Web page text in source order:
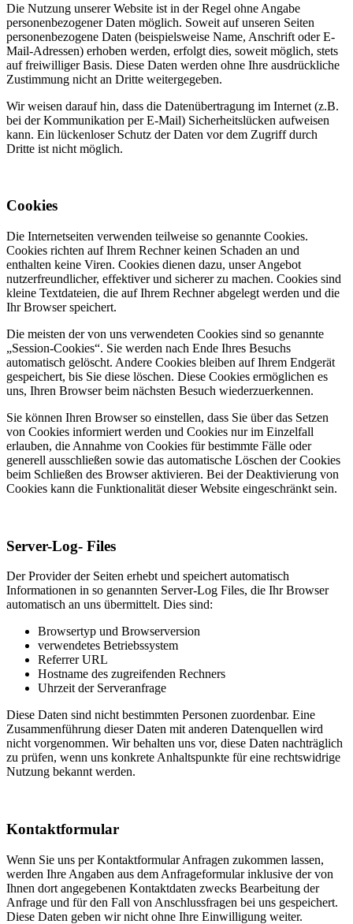
Die Nutzung unserer Website ist in der Regel ohne Angabe
personenbezogener Daten möglich. Soweit auf unseren Seiten
personenbezogene Daten (beispielsweise Name, Anschrift oder E-
Mail-Adressen) erhoben werden, erfolgt dies, soweit möglich, stets
auf freiwilliger Basis. Diese Daten werden ohne Ihre ausdrückliche
Zustimmung nicht an Dritte weitergegeben.
Wir weisen darauf hin, dass die Datenübertragung im Internet (z.B.
bei der Kommunikation per E-Mail) Sicherheitslücken aufweisen
kann. Ein lückenloser Schutz der Daten vor dem Zugriff durch
Dritte ist nicht möglich.
Cookies
Die Internetseiten verwenden teilweise so genannte Cookies.
Cookies richten auf Ihrem Rechner keinen Schaden an und
enthalten keine Viren. Cookies dienen dazu, unser Angebot
nutzerfreundlicher, effektiver und sicherer zu machen. Cookies sind
kleine Textdateien, die auf Ihrem Rechner abgelegt werden und die
Ihr Browser speichert.
Die meisten der von uns verwendeten Cookies sind so genannte
„Session-Cookies“. Sie werden nach Ende Ihres Besuchs
automatisch gelöscht. Andere Cookies bleiben auf Ihrem Endgerät
gespeichert, bis Sie diese löschen. Diese Cookies ermöglichen es
uns, Ihren Browser beim nächsten Besuch wiederzuerkennen.
Sie können Ihren Browser so einstellen, dass Sie über das Setzen
von Cookies informiert werden und Cookies nur im Einzelfall
erlauben, die Annahme von Cookies für bestimmte Fälle oder
generell ausschließen sowie das automatische Löschen der Cookies
beim Schließen des Browser aktivieren. Bei der Deaktivierung von
Cookies kann die Funktionalität dieser Website eingeschränkt sein.
Server-Log- Files
Der Provider der Seiten erhebt und speichert automatisch
Informationen in so genannten Server-Log Files, die Ihr Browser
automatisch an uns übermittelt. Dies sind:
Browsertyp und Browserversion
verwendetes Betriebssystem
Referrer URL
Hostname des zugreifenden Rechners
Uhrzeit der Serveranfrage
Diese Daten sind nicht bestimmten Personen zuordenbar. Eine
Zusammenführung dieser Daten mit anderen Datenquellen wird
nicht vorgenommen. Wir behalten uns vor, diese Daten nachträglich
zu prüfen, wenn uns konkrete Anhaltspunkte für eine rechtswidrige
Nutzung bekannt werden.
Kontaktformular
Wenn Sie uns per Kontaktformular Anfragen zukommen lassen,
werden Ihre Angaben aus dem Anfrageformular inklusive der von
Ihnen dort angegebenen Kontaktdaten zwecks Bearbeitung der
Anfrage und für den Fall von Anschlussfragen bei uns gespeichert.
Diese Daten geben wir nicht ohne Ihre Einwilligung weiter.